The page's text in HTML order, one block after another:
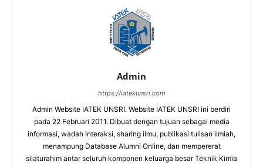
Admin
https://iatekunsri.com
Admin Website IATEK UNSRI. Website IATEK UNSRI ini berdiri
pada 22 Februari 2011. Dibuat dengan tujuan sebagai media
informasi, wadah interaksi, sharing ilmu, publikasi tulisan ilmiah,
menampung Database Alumni Online, dan mempererat
silaturahim antar seluruh komponen keluarga besar Teknik Kimia